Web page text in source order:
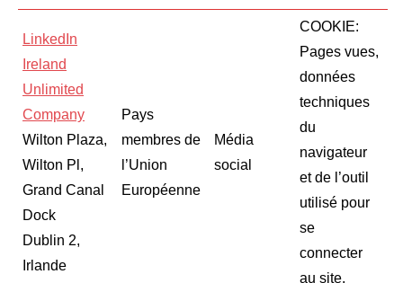
LinkedIn
Ireland
Unlimited
Company
Wilton Plaza,
Wilton Pl,
Grand Canal
Dock
Dublin 2,
Irlande
Pays
membres de
l’Union
Européenne
Média
social
COOKIE:
Pages vues,
données
techniques
du
navigateur
et de l’outil
utilisé pour
se
connecter
au site.